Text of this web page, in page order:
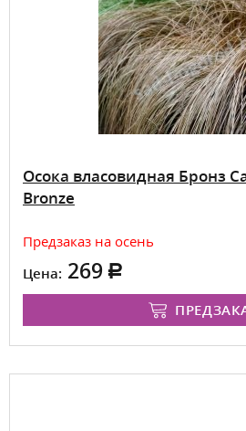
Осока власовидная Бронз
Bronze
Предзаказ на осень
Цена: 269